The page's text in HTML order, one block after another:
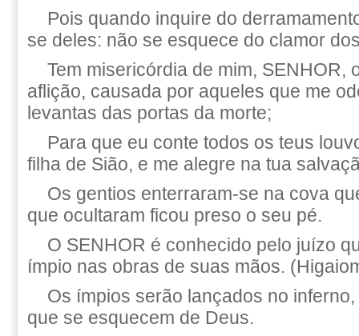
Pois quando inquire do
se deles: não se esquece do clamor
Tem misericórdia de mim, SENHOR,
aflição, causada por aqueles que me
levantas das portas da morte;
Para que eu conte todos os teus
filha de Sião, e me alegre na tua
Os gentios enterraram-se na cova
que ocultaram ficou preso o seu pé.
O SENHOR é conhecido pelo juízo
ímpio nas obras de suas mãos.
Os ímpios serão lançados no
que se esquecem de Deus.